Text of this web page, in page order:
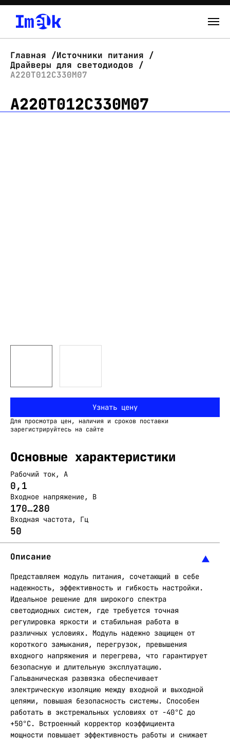
О нас
Новости
Главная
Источники питания
Драйверы для светодиодов
А220Т012С330М07
А220Т012С330М07
Узнать цену
Для просмотра цен, наличия и сроков поставки
зарегистрируйтесь на сайте
Основные характеристики
Рабочий ток, А
0,1
Входное напряжение, В
170…280
Входная частота, Гц
50
Описание
Представляем модуль питания, сочетающий в себе
надежность, эффективность и гибкость настройки.
Идеальное решение для широкого спектра
светодиодных систем, где требуется точная
регулировка яркости и стабильная работа в
различных условиях. Модуль надежно защищен от
короткого замыкания, перегрузок, превышения
входного напряжения и перегрева, что гарантирует
безопасную и длительную эксплуатацию.
Гальваническая развязка обеспечивает
электрическую изоляцию между входной и выходной
цепями, повышая безопасность системы. Способен
работать в экстремальных условиях от -40°С до
+50°С. Встроенный корректор коэффициента
мощности повышает эффективность работы и снижает